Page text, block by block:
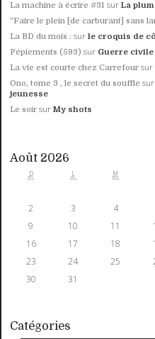
La machine à écrire #31 surLa
”Faire le plein [de carburant] sans
La BD du mois : surle croquis de
Pépiements (593) sur Guerre
La vie est courte chez Carrefour sur
Ono, tome 3 , le secret du souffle
jeunesse
Le soir surMy shots
Août 2026
D L M
2
3 4
9
10 11
16
17 18
23
24 25
30
31
Catégories